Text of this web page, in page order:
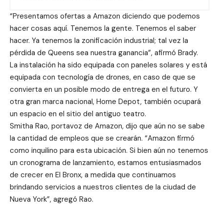
“Presentamos ofertas a Amazon diciendo que podemos
hacer cosas aquí. Tenemos la gente. Tenemos el saber
hacer. Ya tenemos la zonificación industrial; tal vez la
pérdida de Queens sea nuestra ganancia”, afirmó Brady.
La instalación ha sido equipada con paneles solares y está
equipada con tecnología de drones, en caso de que se
convierta en un posible modo de entrega en el futuro. Y
otra gran marca nacional, Home Depot, también ocupará
un espacio en el sitio del antiguo teatro.
Smitha Rao, portavoz de Amazon, dijo que aún no se sabe
la cantidad de empleos que se crearán. “Amazon firmó
como inquilino para esta ubicación. Si bien aún no tenemos
un cronograma de lanzamiento, estamos entusiasmados
de crecer en El Bronx, a medida que continuamos
brindando servicios a nuestros clientes de la ciudad de
Nueva York”, agregó Rao.